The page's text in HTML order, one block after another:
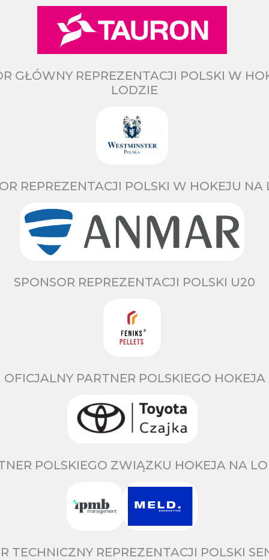
GŁÓWNY REPREZENTACJI POLSKI W
LODZIE
REPREZENTACJI POLSKI W HOKEJU NA
SPONSOR REPREZENTACJI POLSKI U20
OFICJALNY PARTNER POLSKIEGO HOKEJA
POLSKIEGO ZWIĄZKU HOKEJA NA
TECHNICZNY REPREZENTACJI POLSKI